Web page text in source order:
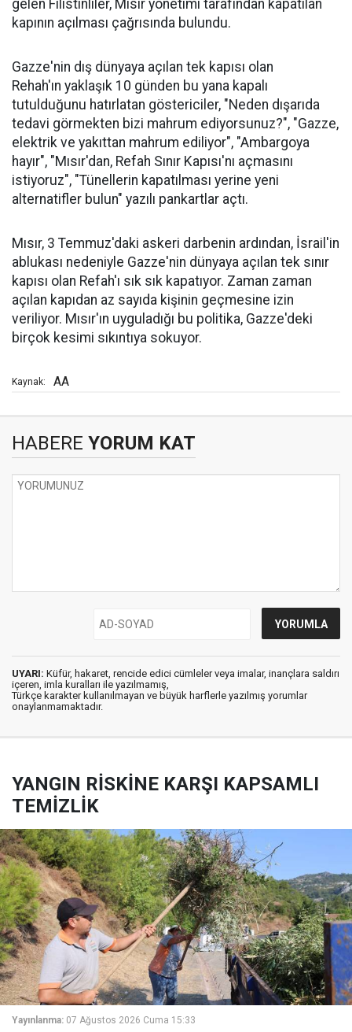
gelen Filistinliler, Mısır yönetimi tarafından kapatılan
kapının açılması çağrısında bulundu.
Gazze'nin dış dünyaya açılan tek kapısı olan
Rehah'ın yaklaşık 10 günden bu yana kapalı
tutulduğunu hatırlatan göstericiler, "Neden dışarıda
tedavi görmekten bizi mahrum ediyorsunuz?", "Gazze,
elektrik ve yakıttan mahrum ediliyor", "Ambargoya
hayır", "Mısır'dan, Refah Sınır Kapısı'nı açmasını
istiyoruz", "Tünellerin kapatılması yerine yeni
alternatifler bulun" yazılı pankartlar açtı.
Mısır, 3 Temmuz'daki askeri darbenin ardından, İsrail'in
ablukası nedeniyle Gazze'nin dünyaya açılan tek sınır
kapısı olan Refah'ı sık sık kapatıyor. Zaman zaman
açılan kapıdan az sayıda kişinin geçmesine izin
veriliyor. Mısır'ın uyguladığı bu politika, Gazze'deki
birçok kesimi sıkıntıya sokuyor.
Kaynak: AA
HABERE YORUM KAT
UYARI: Küfür, hakaret, rencide edici cümleler veya imalar, inançlara saldırı
içeren, imla kuralları ile yazılmamış,
Türkçe karakter kullanılmayan ve büyük harflerle yazılmış yorumlar
onaylanmamaktadır.
YANGIN RİSKİNE KARŞI KAPSAMLI
TEMİZLİK
Yayınlanma: 07 Ağustos 2026 Cuma 15:33